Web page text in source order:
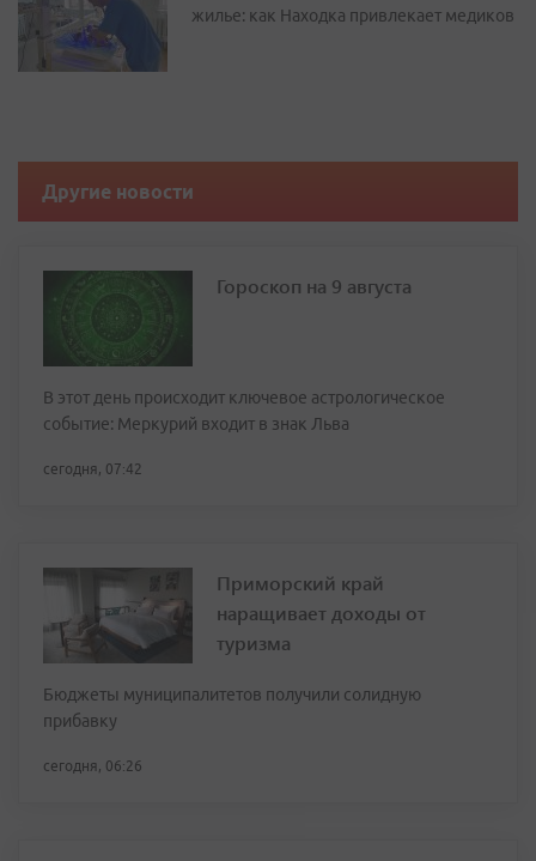
жилье: как Находка привлекает медиков
Другие новости
Гороскоп на 9 августа
В этот день происходит ключевое астрологическое
событие: Меркурий входит в знак Льва
сегодня, 07:42
Приморский край
наращивает доходы от
туризма
Бюджеты муниципалитетов получили солидную
прибавку
сегодня, 06:26